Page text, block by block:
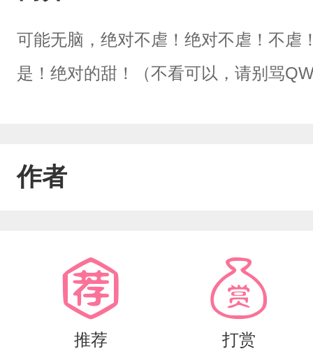
可能无脑，绝对不虐！绝对不虐！不虐
是！绝对的甜！（不看可以，请别骂
作者
推荐 打赏